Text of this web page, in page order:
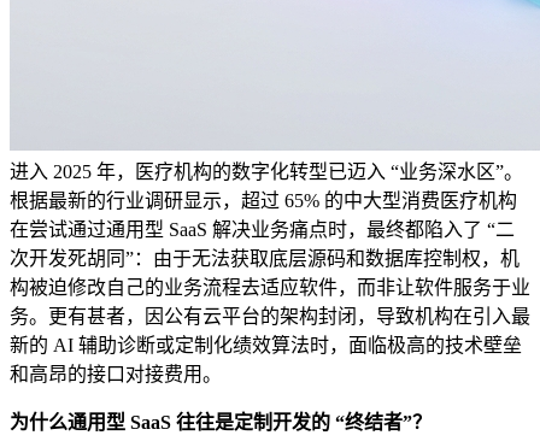
进入 2025 年，医疗机构的数字化转型已迈入 “业务深水区”。
根据最新的行业调研显示，超过 65% 的中大型消费医疗机构
在尝试通过通用型 SaaS 解决业务痛点时，最终都陷入了 “二
次开发死胡同”：由于无法获取底层源码和数据库控制权，机
构被迫修改自己的业务流程去适应软件，而非让软件服务于业
务。更有甚者，因公有云平台的架构封闭，导致机构在引入最
新的 AI 辅助诊断或定制化绩效算法时，面临极高的技术壁垒
和高昂的接口对接费用。
为什么通用型 SaaS 往往是定制开发的 “终结者”？